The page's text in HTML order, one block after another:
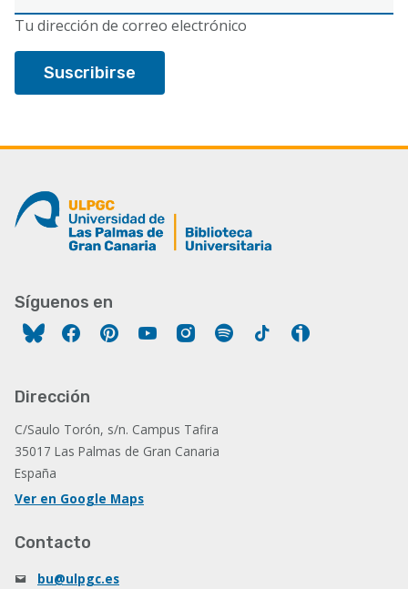
electrónico
Tu dirección de correo electrónico
Síguenos en
FacebookPinterestYouTubeInstagram
Spotify Tiktok
Dirección
C/Saulo Torón, s/n. Campus Tafira
35017 Las Palmas de Gran Canaria
España
Ver en Google Maps
Contacto
bu@ulpgc.es